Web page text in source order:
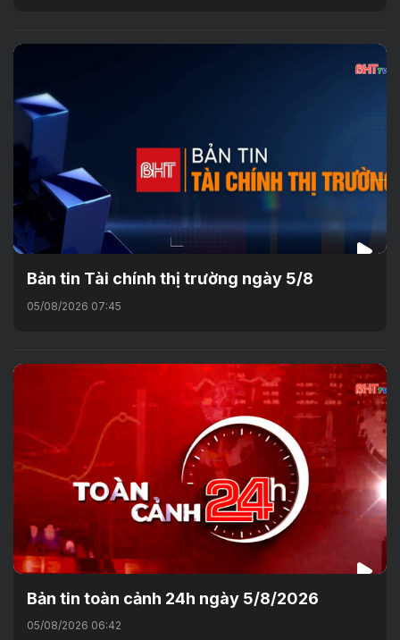
Bản tin Tài chính thị trường ngày 5/8
05/08/2026 07:45
Bản tin toàn cảnh 24h ngày 5/8/2026
05/08/2026 06:42